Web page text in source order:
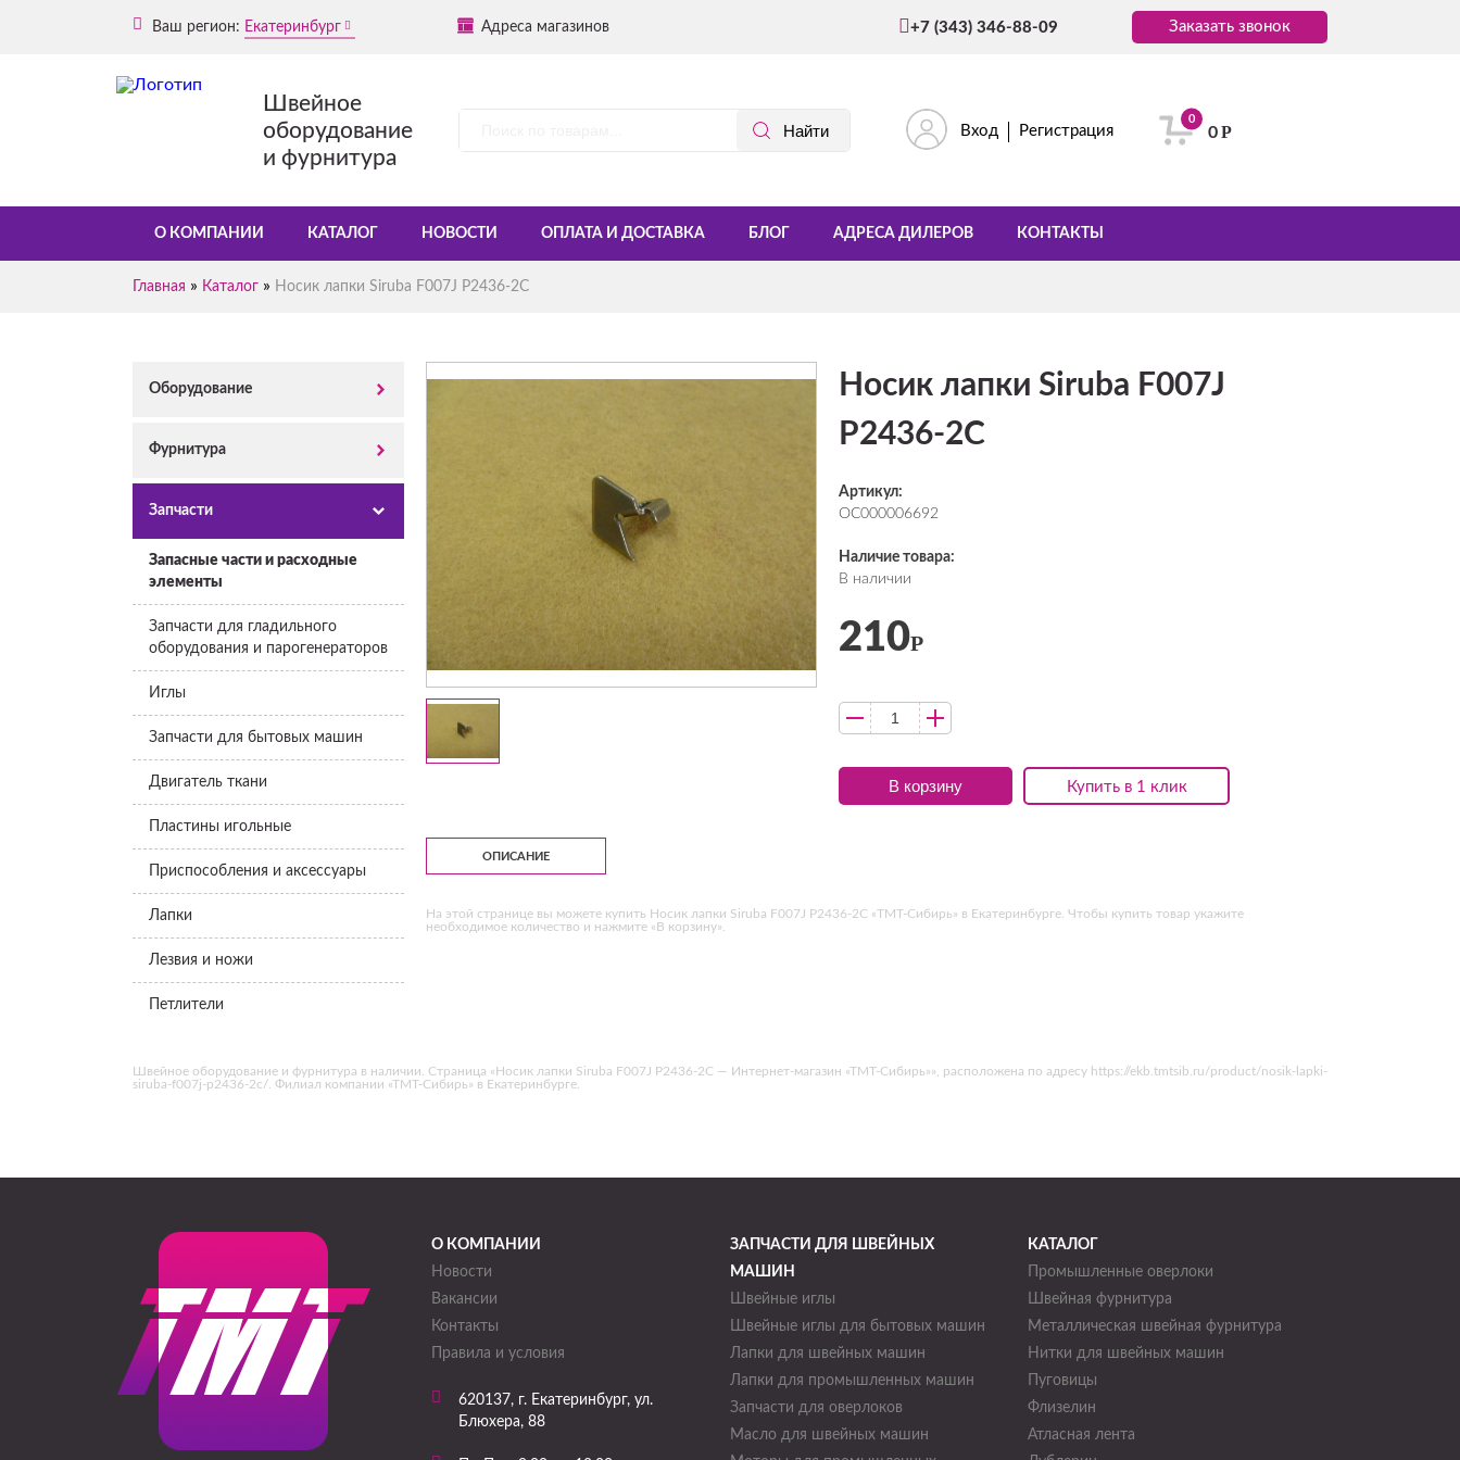
Ваш регион: Екатеринбург Адреса магазинов +7 (343) 346-88-09 Заказать звонок
Швейное
оборудование
и фурнитура
Вход Регистрация
0
0Р
О КОМПАНИИ КАТАЛОГ НОВОСТИ ОПЛАТА И ДОСТАВКА БЛОГ АДРЕСА ДИЛЕРОВ КОНТАКТЫ
Главная » Каталог » Носик лапки Siruba F007J P2436-2C
Оборудование
Фурнитура
Запчасти
Запасные части и расходные
элементы
Запчасти для гладильного
оборудования и парогенераторов
Иглы
Запчасти для бытовых машин
Двигатель ткани
Пластины игольные
Приспособления и аксессуары
Лапки
Лезвия и ножи
Петлители
Носик лапки Siruba F007J
P2436-2C
Артикул:
ОС000006692
Наличие товара:
В наличии
Купить в 1 клик
210Р
В корзину
ОПИСАНИЕ
На этой странице вы можете купить Носик лапки Siruba F007J P2436-2C «ТМТ-Сибирь» в Екатеринбурге. Чтобы купить товар укажите
необходимое количество и нажмите «В корзину».
Швейное оборудование и фурнитура в наличии. Страница «Носик лапки Siruba F007J P2436-2C — Интернет-магазин «ТМТ-Сибирь»», расположена по адресу https://ekb.tmtsib.ru/product/nosik-lapki-
siruba-f007j-p2436-2c/. Филиал компании «ТМТ-Сибирь» в Екатеринбурге.
О КОМПАНИИ
Новости
Вакансии
Контакты
Правила и условия
620137, г. Екатеринбург, ул.
Блюхера, 88
ЗАПЧАСТИ ДЛЯ ШВЕЙНЫХ
МАШИН
Швейные иглы
Швейные иглы для бытовых машин
Лапки для швейных машин
Лапки для промышленных машин
Запчасти для оверлоков
Масло для швейных машин
КАТАЛОГ
Промышленные оверлоки
Швейная фурнитура
Металлическая швейная фурнитура
Нитки для швейных машин
Пуговицы
Флизелин
Атласная лента